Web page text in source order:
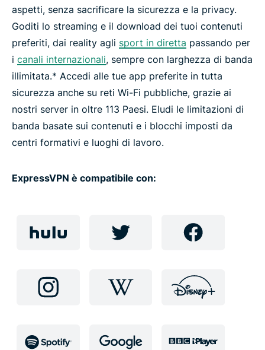
Domande frequenti: streaming con una VPN
Come ottenere una VPN
Dai avvio allo streaming con ExpressVPN
Perché utilizzare ExpressVPN?
internet ha da offrire
aspetti, senza sacrificare la sicurezza e la privacy.
Goditi lo streaming e il download dei tuoi contenuti
preferiti, dai reality agli sport in diretta passando per
i canali internazionali, sempre con larghezza di banda
illimitata.* Accedi alle tue app preferite in tutta
sicurezza anche su reti Wi-Fi pubbliche, grazie ai
nostri server in oltre 113 Paesi. Eludi le limitazioni di
banda basate sui contenuti e i blocchi imposti da
centri formativi e luoghi di lavoro.
ExpressVPN è compatibile con: